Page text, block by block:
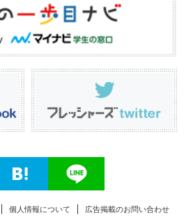
個人情報について 広告掲載のお問い合わせ